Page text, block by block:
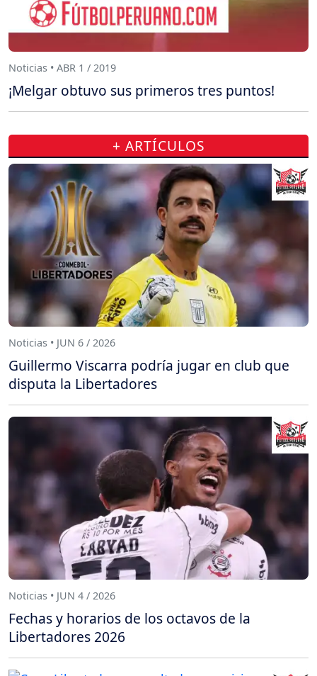
Noticias • ABR 1 / 2019
¡Melgar obtuvo sus primeros tres puntos!
+ ARTÍCULOS
Noticias • JUN 6 / 2026
Guillermo Viscarra podría jugar en club que
disputa la Libertadores
Noticias • JUN 4 / 2026
Fechas y horarios de los octavos de la
Libertadores 2026